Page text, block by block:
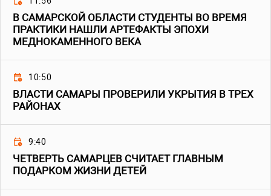
В САМАРСКОЙ ОБЛАСТИ СТУДЕНТЫ ВО ВРЕМЯ
ПРАКТИКИ НАШЛИ АРТЕФАКТЫ ЭПОХИ
МЕДНОКАМЕННОГО ВЕКА
10:50
ВЛАСТИ САМАРЫ ПРОВЕРИЛИ УКРЫТИЯ В ТРЕХ
РАЙОНАХ
9:40
ЧЕТВЕРТЬ САМАРЦЕВ СЧИТАЕТ ГЛАВНЫМ
ПОДАРКОМ ЖИЗНИ ДЕТЕЙ